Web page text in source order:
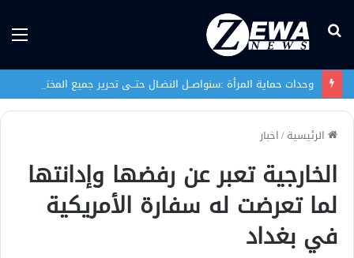
بحث
الرئيسية/اخبار
الخارجية تعبر عن رفضها وإدانتها
لما تعرضت له سفارة الأمريكية
في بغداد